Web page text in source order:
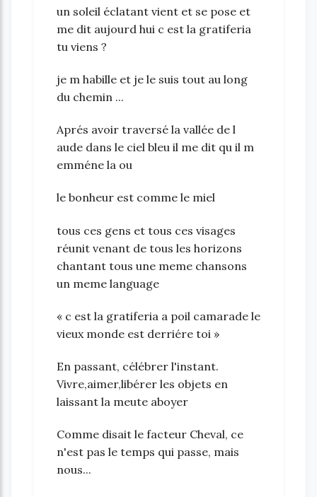
un soleil éclatant vient et se pose et
me dit aujourd hui c est la gratiferia
tu viens ?
je m habille et je le suis tout au long
du chemin ...
Aprés avoir traversé la vallée de l
aude dans le ciel bleu il me dit qu il m
emméne la ou
le bonheur est comme le miel
tous ces gens et tous ces visages
réunit venant de tous les horizons
chantant tous une meme chansons
un meme language
« c est la gratiferia a poil camarade le
vieux monde est derriére toi »
En passant, célébrer l'instant.
Vivre,aimer,libérer les objets en
laissant la meute aboyer
Comme disait le facteur Cheval, ce
n'est pas le temps qui passe, mais
nous...